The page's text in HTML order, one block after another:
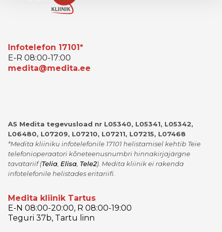
Infotelefon 17101*
E-R 08:00-17:00
medita@medita.ee
Medita kliinik Tartus
E-N 08:00-20:00, R 08:00-19:00
Teguri 37b, Tartu linn
AS Medita tegevusload nr L05340, L05341, L05342,
L06480, L07209, L07210, L07211, L07215, L07468
*Medita kliiniku infotelefonile 17101 helistamisel kehtib Teie
telefonioperaatori kõneteenusnumbri hinnakirjajärgne
tavatariif(Telia Elisa Tele2) . Medita kliinik ei rakenda
infotelefonile helistades eritariifi.